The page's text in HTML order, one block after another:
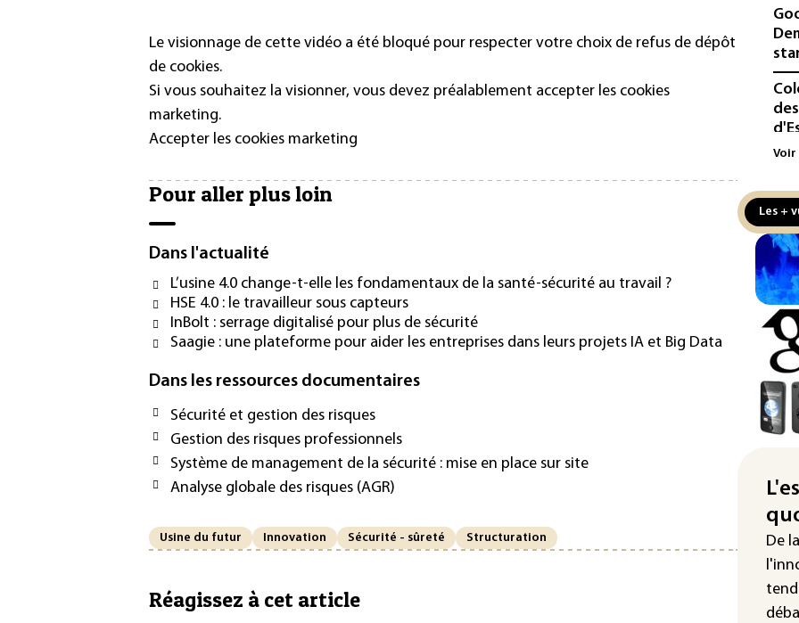
Le visionnage de cette vidéo a été bloqué pour respecter votre choix de refus de dépôt
de cookies.
Si vous souhaitez la visionner, vous devez préalablement accepter les cookies
marketing.
Accepter les cookies marketing
Pour aller plus loin
Dans l'actualité
L’usine 4.0 change-t-elle les fondamentaux de la santé-sécurité au travail ?
HSE 4.0 : le travailleur sous capteurs
InBolt : serrage digitalisé pour plus de sécurité
Saagie : une plateforme pour aider les entreprises dans leurs projets IA et Big Data
Dans les ressources documentaires
Sécurité et gestion des risques
Gestion des risques professionnels
Système de management de la sécurité : mise en place sur site
Analyse globale des risques (AGR)
Usine du futur Innovation Sécurité - sûreté Structuration
Réagissez à cet article
de
La
IA
Voir
Les +
De